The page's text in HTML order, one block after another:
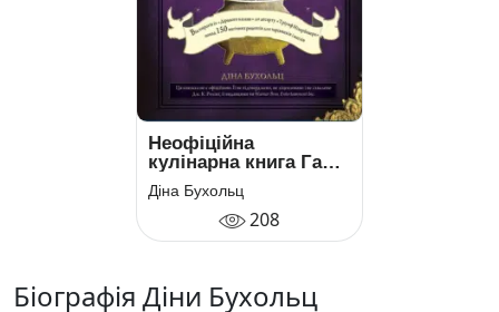
Неофіційна
кулінарна книга Гаррі
Поттера (Книга
рецептів Гаррі
Поттера)
Діна Бухольц
208
Біографія Діни Бухольц